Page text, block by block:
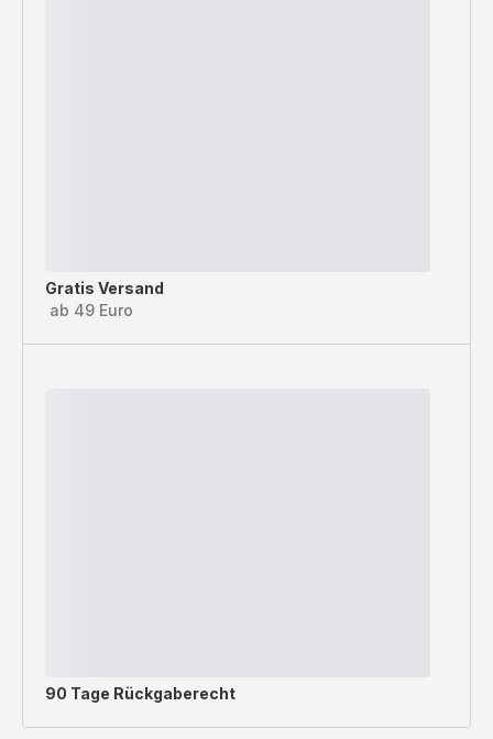
Gratis Versand
ab 49 Euro
90 Tage Rückgaberecht